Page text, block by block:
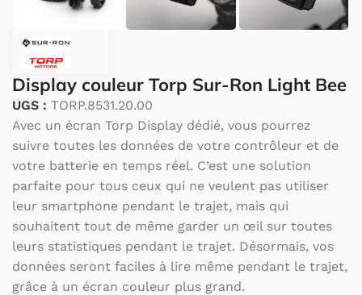
Display couleur Torp Sur-Ron Light Bee
UGS : TORP.8531.20.00
Avec un écran Torp Display dédié, vous pourrez
suivre toutes les données de votre contrôleur et de
votre batterie en temps réel. C’est une solution
parfaite pour tous ceux qui ne veulent pas utiliser
leur smartphone pendant le trajet, mais qui
souhaitent tout de même garder un œil sur toutes
leurs statistiques pendant le trajet. Désormais, vos
données seront faciles à lire même pendant le trajet,
grâce à un écran couleur plus grand.